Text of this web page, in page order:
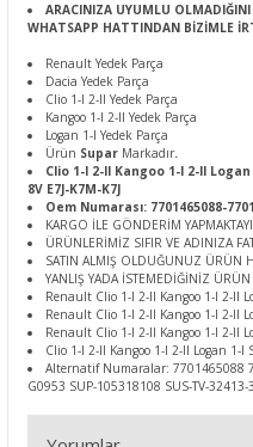
ARACINIZA UYUMLU
WHATSAPP HATTINDAN BİZİMLE
Renault Yedek Parça
Dacia Yedek Parça
Clio 1-I 2-II Yedek Parça
Kangoo 1-I 2-II Yedek Parça
Logan 1-I Yedek Parça
Ürün Supar Markadır.
Clio 1-I 2-II Kangoo 1-I 2-II
8V E7J-K7M-K7J
Oem Numarası: 7701465088-
KARGO İLE GÖNDERİM
ÜRÜNLERİMİZ SIFIR VE ADINIZA
SATIN ALMIŞ OLDUĞUNUZ ÜRÜN
YANLIŞ YADA İSTEMEDİĞİNİZ
Renault Clio 1-I 2-II Kangoo 1-I 2-II
Renault Clio 1-I 2-II Kangoo 1-I 2-II
Renault Clio 1-I 2-II Kangoo 1-I 2-II
Clio 1-I 2-II Kangoo 1-I 2-II Logan 1-I
Alternatif Numaralar: 7701465088
G0953 SUP-105318108 SUS-TV-